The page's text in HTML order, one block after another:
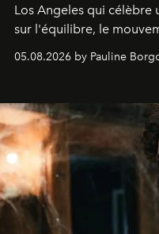
Los Angeles qui célèbre
sur l'équilibre, le
05.08.2026 by Pauline